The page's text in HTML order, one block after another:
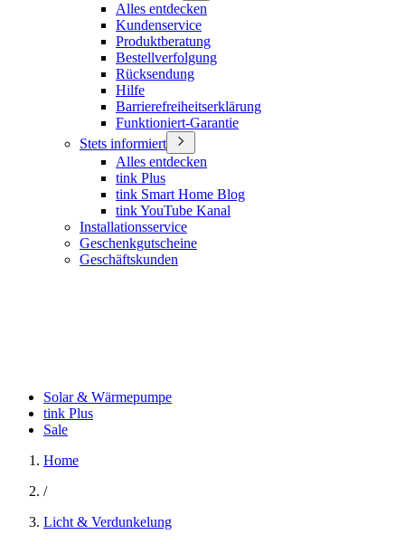
Alles entdecken
Kundenservice
Produktberatung
Bestellverfolgung
Rücksendung
Hilfe
Barrierefreiheitserklärung
Funktioniert-Garantie
Stets informiert
Alles entdecken
tink Plus
tink Smart Home Blog
tink YouTube Kanal
Installationsservice
Geschenkgutscheine
Geschäftskunden
Solar & Wärmepumpe
tink Plus
Sale
Home
/
Licht & Verdunkelung